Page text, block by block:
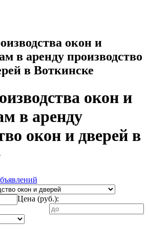
окон и
в аренду производство
в Воткинске
окон и
в аренду
окон и дверей в
Цена (руб.):